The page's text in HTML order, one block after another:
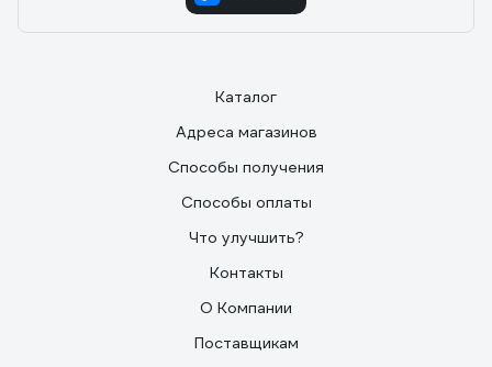
Каталог
Адреса магазинов
Способы получения
Способы оплаты
Что улучшить?
Контакты
О Компании
Поставщикам